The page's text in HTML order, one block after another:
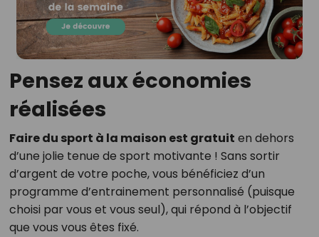
Pensez aux économies
réalisées
Faire du sport à la maison est gratuit en dehors
d’une jolie tenue de sport motivante ! Sans sortir
d’argent de votre poche, vous bénéficiez d’un
programme d’entrainement personnalisé (puisque
choisi par vous et vous seul), qui répond à l’objectif
que vous vous êtes fixé.